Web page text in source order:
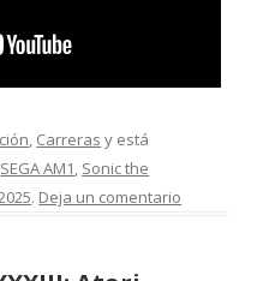
, Carreras y está
SEGA AM1, Sonic the
. Deja un comentario